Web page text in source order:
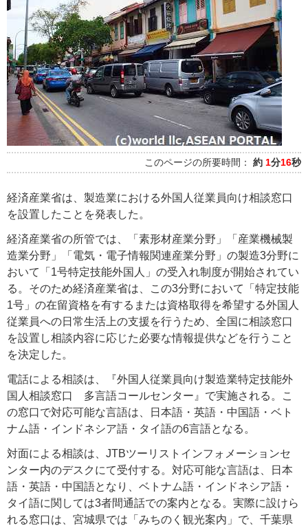
このページの所要時間： 約 1分16秒
経済産業省は、製造業における外国人従業員向け相談窓口
を設置したことを発表した。
経済産業省の所管では、「素形材産業分野」「産業機械製
造業分野」「電気・電子情報関連産業分野」の製造3分野に
おいて「1号特定技能外国人」の受入れ制度が開始されてい
る。そのため経済産業省は、この3分野において「特定技能
1号」の在留資格を有するまたは資格取得を希望する外国人
従業員への日常生活上の支援を行うため、全国に相談窓口
を設置し相談内容に応じた必要な情報提供などを行うこと
を決定した。
電話による相談は、『外国人従業員向け製造業特定技能外
国人相談窓口 多言語コールセンター』で実施される。こ
の窓口で対応可能な言語は、日本語・英語・中国語・ベト
ナム語・インドネシア語・タイ語の6言語となる。
対面による相談は、JTBツーリストインフォメーションセ
ンター内のデスクにて受付する。対応可能な言語は、日本
語・英語・中国語となり、ベトナム語・インドネシア語・
タイ語に関しては3者間通話での案内となる。実際に設けら
れる窓口は、宮城県では「みちのく観光案内」で、千葉県